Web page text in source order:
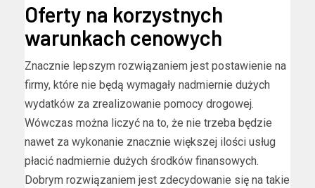
Oferty na korzystnych
warunkach cenowych
Znacznie lepszym rozwiązaniem jest postawienie na
firmy, które nie będą wymagały nadmiernie dużych
wydatków za zrealizowanie pomocy drogowej.
Wówczas można liczyć na to, że nie trzeba będzie
nawet za wykonanie znacznie większej ilości usług
płacić nadmiernie dużych środków finansowych.
Dobrym rozwiązaniem jest zdecydowanie się na takie